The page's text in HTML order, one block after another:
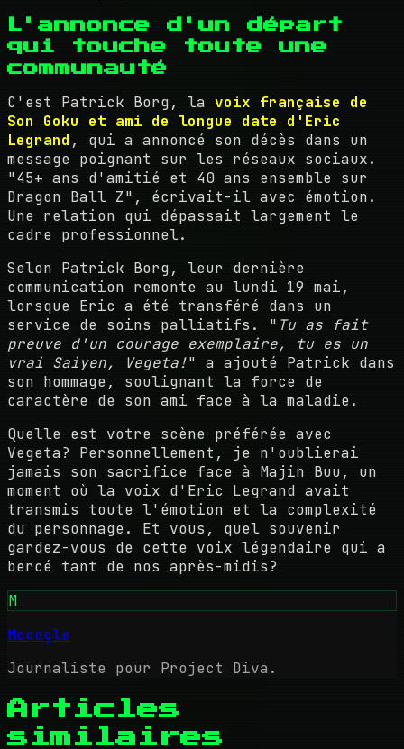
L'annonce d'un départ
qui touche toute une
communauté
C'est Patrick Borg, la voix française de
Son Goku et ami de longue date d'Eric
Legrand , qui a annoncé son décès dans un
message poignant sur les réseaux sociaux.
"45+ ans d'amitié et 40 ans ensemble sur
Dragon Ball Z", écrivait-il avec émotion.
Une relation qui dépassait largement le
cadre professionnel.
Selon Patrick Borg, leur dernière
communication remonte au lundi 19 mai,
lorsque Eric a été transféré dans un
service de soins palliatifs. " Tu as fait
preuve d'un courage exemplaire, tu es un
vrai Saiyen, Vegeta!" a ajouté Patrick dans
son hommage, soulignant la force de
caractère de son ami face à la maladie.
Quelle est votre scène préférée avec
Vegeta? Personnellement, je n'oublierai
jamais son sacrifice face à Majin Buu, un
moment où la voix d'Eric Legrand avait
transmis toute l'émotion et la complexité
du personnage. Et vous, quel souvenir
gardez-vous de cette voix légendaire qui a
bercé tant de nos après-midis?
M
Mooogle
Journaliste pour Project Diva.
Articles
similaires